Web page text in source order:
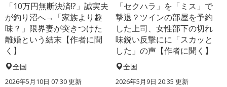
「10万円無断決済!?」誠実夫
が釣り沼へ→「家族より趣
味？」限界妻が突きつけた
離婚という結末【作者に聞
く】
全国
2026年5月10日 07:30 更新
「セクハラ」を「ミス」で
撃退？ツインの部屋を予約
した上司、女性部下の切れ
味鋭い反撃にに「スカッと
した」の声【作者に聞く】
全国
2026年5月9日 20:35 更新